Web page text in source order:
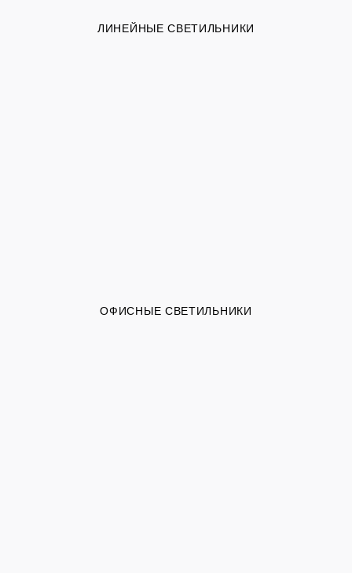
ЛИНЕЙНЫЕ СВЕТИЛЬНИКИ
ОФИСНЫЕ СВЕТИЛЬНИКИ